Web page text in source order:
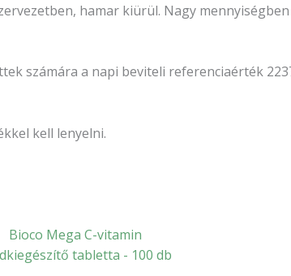
hamar kiürül. Nagy
számára a napi beviteli referenciaérték
kell lenyelni.